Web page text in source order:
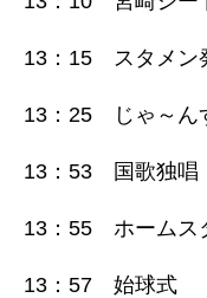
13：15 スタメン
13：25 じゃ～ん
13：53 国歌独唱
13：55 ホームス
13：57 始球式